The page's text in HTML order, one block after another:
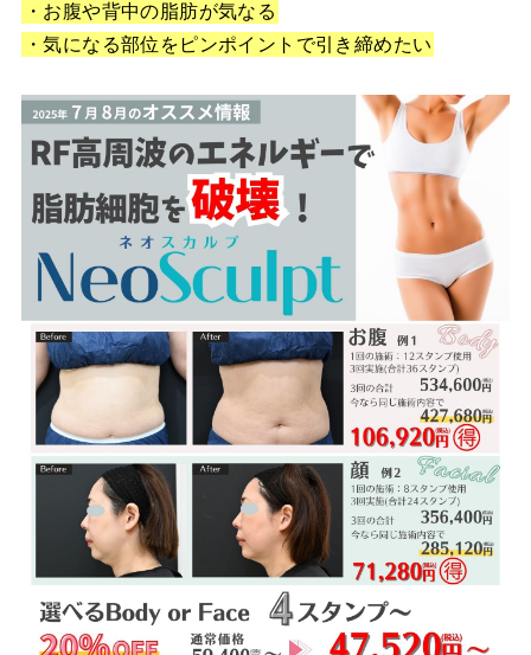
・お腹や背中の脂肪が気なる
・気になる部位をピンポイントで引き締めたい